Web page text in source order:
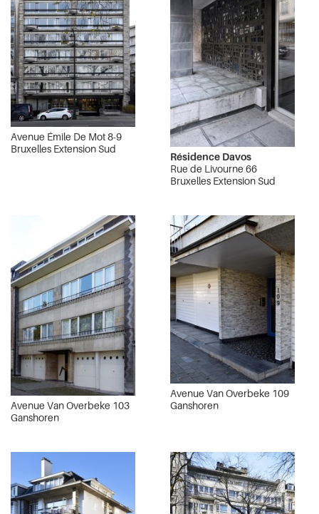
Avenue Émile De Mot 8-9
Bruxelles Extension Sud
Résidence Davos
Rue de Livourne 66
Bruxelles Extension Sud
Avenue Van Overbeke 103
Ganshoren
Avenue Van Overbeke 109
Ganshoren